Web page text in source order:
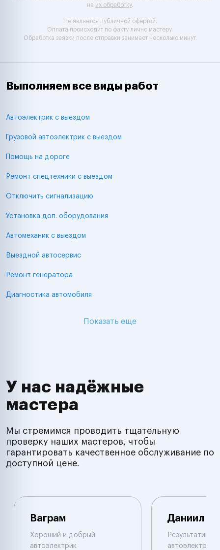
на их обработку.
Не является публичной офертой.
Оплата происходит по факту лично мастеру.
Обработка заявки после отправки занимает несколько минут.
Выполняем все виды работ
Автоэлектрик с выездом
Грузовой автоэлектрик с выездом
Помощь на дороге
Ремонт спецтехники с выездом
Отключить сигнализацию
Установка доп. оборудования
Автомеханик с выездом
Выездной автосервис
Ремонт генератора
Диагностика автомобиля
Показать еще
У нас надёжные
мастера
Мы стремимся проводить тщательную
проверку наших мастеров, чтобы
гарантировать качественное обслуживание по
доступной цене.
Ваграм
Хороший и добрый
автоэлектрик
Даниил
автоэлектрик и